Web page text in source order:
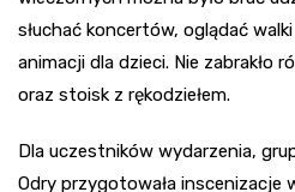
słuchać koncertów, oglądać
animacji dla dzieci. Nie zabrakło
oraz stoisk z rękodziełem.
Dla uczestników wydarzenia,
Odry przygotowała inscenizacje